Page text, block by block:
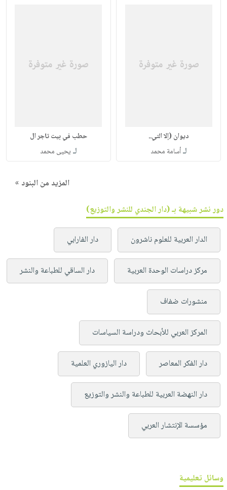
ديوان (إلا التي..
لـأسامة محمد
حطب في بيت تاجر ال
لـ يحيى محمد
المزيد من البنود »
دور نشر شبيهة بـ (دار الجندي للنشر والتوزيع)
الدار العربية للعلوم ناشرون دار الفارابي
مركز دراسات الوحدة العربية دار الساقي للطباعة والنشر
منشورات ضفاف
المركز العربي للأبحاث ودراسة السياسات
دار الفكر المعاصر دار اليازوري العلمية
دار النهضة العربية للطباعة والنشر والتوزيع
مؤسسة الإنتشار العربي
وسائل تعليمية